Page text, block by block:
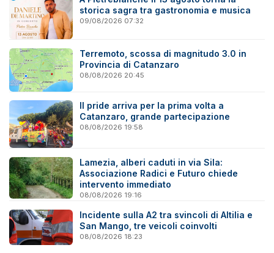
storica sagra tra gastronomia e musica
09/08/2026 07:32
Terremoto, scossa di magnitudo 3.0 in
Provincia di Catanzaro
08/08/2026 20:45
Il pride arriva per la prima volta a
Catanzaro, grande partecipazione
08/08/2026 19:58
Lamezia, alberi caduti in via Sila:
Associazione Radici e Futuro chiede
intervento immediato
08/08/2026 19:16
Incidente sulla A2 tra svincoli di Altilia e
San Mango, tre veicoli coinvolti
08/08/2026 18:23